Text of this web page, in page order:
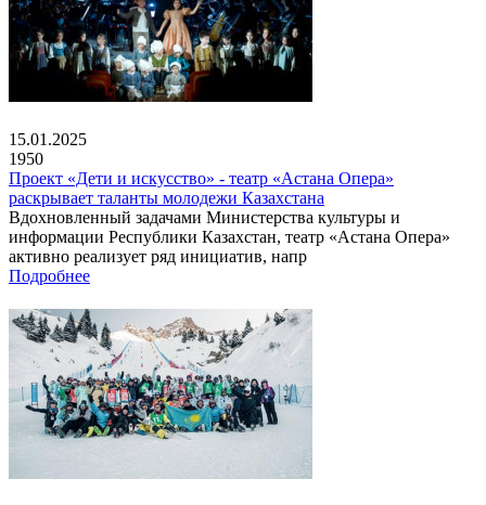
15.01.2025
1950
Проект «Дети и искусство» - театр «Астана Опера»
раскрывает таланты молодежи Казахстана
Вдохновленный задачами Министерства культуры и
информации Республики Казахстан, театр «Астана Опера»
активно реализует ряд инициатив, напр
Подробнее